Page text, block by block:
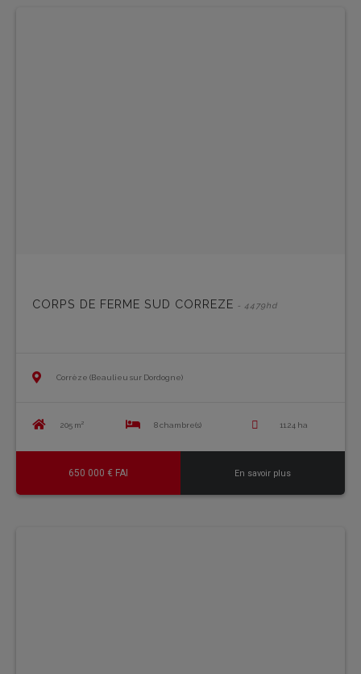
CORPS DE FERME SUD CORREZE - 4479hd
Corrèze (Beaulieu sur Dordogne)
205 m² 8 chambre(s) 11.24 ha
650 000 € FAI En savoir plus